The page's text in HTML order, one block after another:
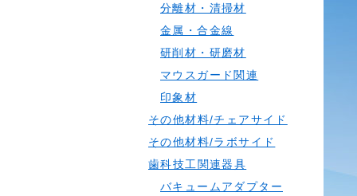
分離材・清掃材
金属・合金線
研削材・研磨材
マウスガード関連
印象材
その他材料/チェアサイド
その他材料/ラボサイド
歯科技工関連器具
バキュームアダプター